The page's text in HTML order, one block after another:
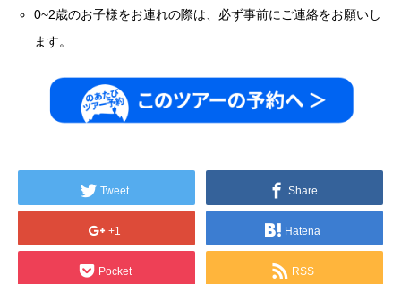
0~2歳のお子様をお連れの際は、必ず事前にご連絡をお願いし
ます。
Tweet Share
+1 Hatena
Pocket RSS